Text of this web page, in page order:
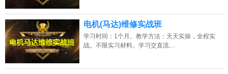
电机(马达)维修实战班
学习时间：1个月。教学方法：天天实操，全程实
战。不限实习材料。学习交直流…